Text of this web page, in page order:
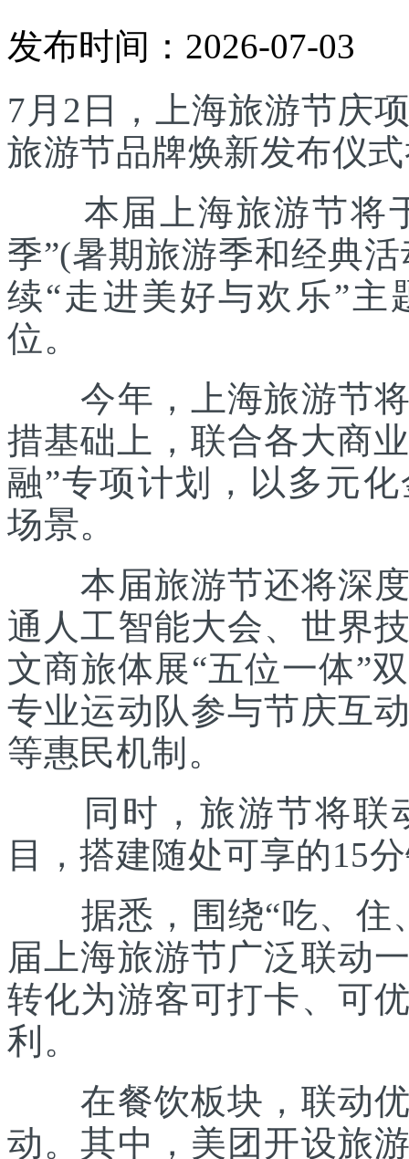
发布时间：2026-07-03
7月2日，上海旅游节庆
旅游节品牌焕新发布仪
本届上海旅游节将于
季”(暑期旅游季和经典
续“走进美好与欢乐”主
位。
今年，上海旅游节将
措基础上，联合各大商
融”专项计划，以多元
场景。
本届旅游节还将深度
通人工智能大会、世界
文商旅体展“五位一体”
专业运动队参与节庆互
等惠民机制。
同时，旅游节将联
目，搭建随处可享的15
据悉，围绕“吃、住
届上海旅游节广泛联动
转化为游客可打卡、可
利。
在餐饮板块，联动优
动。其中，美团开设旅